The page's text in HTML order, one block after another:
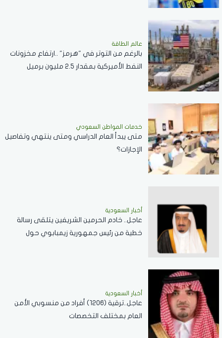
عالم الطاقة
بالرغم من التوتر في "هرمز" ..ارتفاع مخزونات
النفط الأميركية بمقدار 2.5 مليون برميل
خدمات المواطن السعودي
‏متى يبدأ العام الدراسي ومتى ينتهي وتفاصيل
الإجازات؟
أخبار السعودية
عاجل.. خادم الحرمين الشريفين يتلقى رسالة
خطية من رئيس جمهورية زيمبابوي حول
أخبار السعودية
عاجل..ترقية (1206) أفراد من منسوبي الأمن
العام بمختلف التخصصات